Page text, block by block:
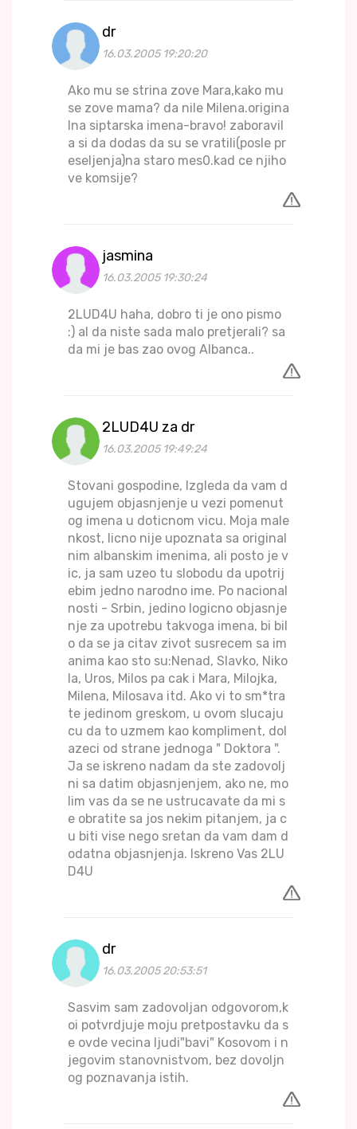
dr
16.03.2005 19:20:20
Ako mu se strina zove Mara,kako mu
se zove mama? da nile Milena.origina
lna siptarska imena-bravo! zaboravil
a si da dodas da su se vratili(posle pr
eseljenja)na staro mes0.kad ce njiho
ve komsije?
jasmina
16.03.2005 19:30:24
2LUD4U haha, dobro ti je ono pismo
:) al da niste sada malo pretjerali? sa
da mi je bas zao ovog Albanca..
2LUD4U za dr
16.03.2005 19:49:24
Stovani gospodine, Izgleda da vam d
ugujem objasnjenje u vezi pomenut
og imena u doticnom vicu. Moja male
nkost, licno nije upoznata sa original
nim albanskim imenima, ali posto je v
ic, ja sam uzeo tu slobodu da upotrij
ebim jedno narodno ime. Po nacional
nosti - Srbin, jedino logicno objasnje
nje za upotrebu takvoga imena, bi bil
o da se ja citav zivot susrecem sa im
anima kao sto su:Nenad, Slavko, Niko
la, Uros, Milos pa cak i Mara, Milojka,
Milena, Milosava itd. Ako vi to sm*tra
te jedinom greskom, u ovom slucaju
cu da to uzmem kao kompliment, dol
azeci od strane jednoga " Doktora ".
Ja se iskreno nadam da ste zadovolj
ni sa datim objasnjenjem, ako ne, mo
lim vas da se ne ustrucavate da mi s
e obratite sa jos nekim pitanjem, ja c
u biti vise nego sretan da vam dam d
odatna objasnjenja. Iskreno Vas 2LU
D4U
dr
16.03.2005 20:53:51
Sasvim sam zadovoljan odgovorom,k
oi potvrdjuje moju pretpostavku da s
e ovde vecina ljudi"bavi" Kosovom i n
jegovim stanovnistvom, bez dovoljn
og poznavanja istih.